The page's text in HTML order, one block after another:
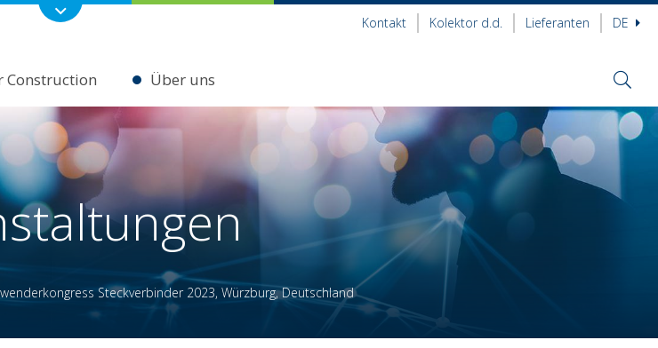
Kontakt Kolektor d.d. Lieferanten DE
Construction Über uns
Steckverbinder 2023, Würzburg, Deutschland